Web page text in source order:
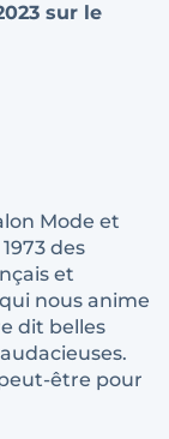
sur le
Mode et
des
et
nous anime
dit belles
être pour